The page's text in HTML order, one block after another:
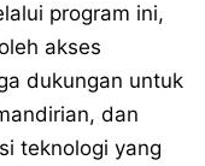
program ini,
akses
dukungan untuk
dan
teknologi yang